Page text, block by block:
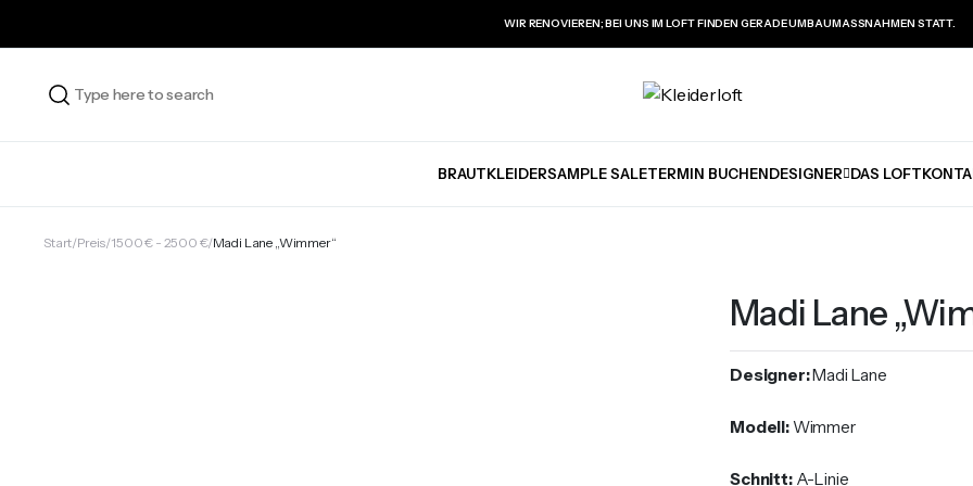
WIR RENOVIEREN; BEI UNS IM LOFT FINDEN GERADE UMBAUMASSNAHMEN STATT.
BRAUTKLEIDERSAMPLE SALETERMIN BUCHENDESIGNER DAS LOFT
Start Preis 1500 € - 2500 € Madi Lane „Wimmer“
Madi Lane
Designer:Madi Lane
Modell:Wimmer
Schnitt: A-Linie